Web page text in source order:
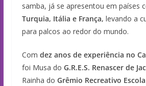
samba, já se apresentou em países
Turquia, Itália e França, levando a
para palcos ao redor do mundo.
Com dez anos de experiência no
foi Musa do G.R.E.S. Renascer de
Rainha do Grêmio Recreativo